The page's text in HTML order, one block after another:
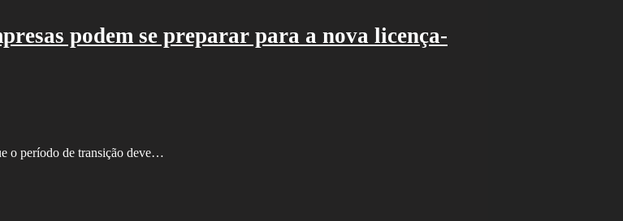
podem se preparar para a nova licença-
o período de transição deve…